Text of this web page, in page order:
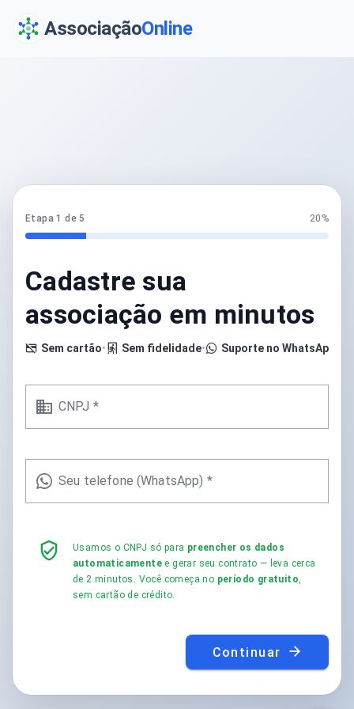
AssociaçãoOnline
Etapa 1 de 5 20%
Cadastre sua
associação em minutos
Sem cartão• Sem fidelidade• Suporte no WhatsApp
CNPJ *
Seu telefone (WhatsApp) *
Usamos o CNPJ só para preencher os dados
automaticamente e gerar seu contrato — leva cerca
de 2 minutos. Você começa no período gratuito,
sem cartão de crédito.
Continuar